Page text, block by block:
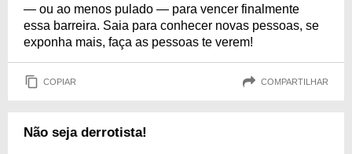
— ou ao menos pulado — para vencer finalmente
essa barreira. Saia para conhecer novas pessoas, se
exponha mais, faça as pessoas te verem!
COPIAR COMPARTILHAR
Não seja derrotista!